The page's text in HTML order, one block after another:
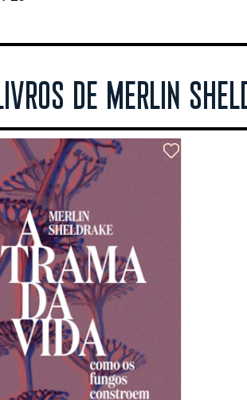
DE MERLIN